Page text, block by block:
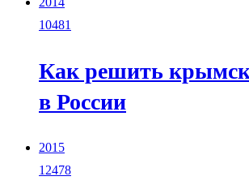
10481
Как решить
в России
2015
12478